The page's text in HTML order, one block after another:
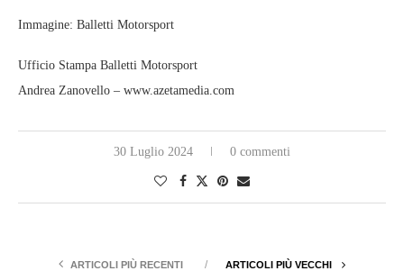
Immagine: Balletti Motorsport
Ufficio Stampa Balletti Motorsport
Andrea Zanovello – www.azetamedia.com
30 Luglio 2024 0 commenti
ARTICOLI PIÙ RECENTI ARTICOLI PIÙ VECCHI